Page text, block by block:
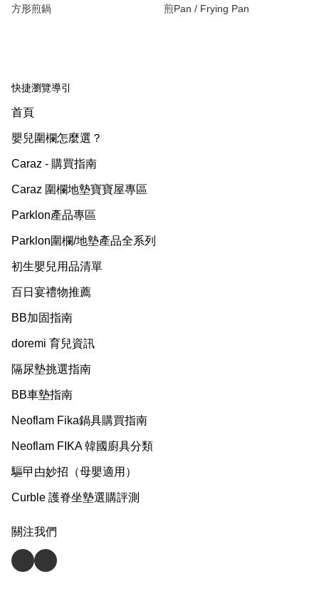
方形煎鍋
煎Pan / Frying Pan
快捷瀏覽導引
首頁
嬰兒圍欄怎麼選？
Caraz - 購買指南
Caraz 圍欄地墊寶寶屋專區
Parklon產品專區
Parklon圍欄/地墊產品全系列
初生嬰兒用品清單
百日宴禮物推薦
BB加固指南
doremi 育兒資訊
隔尿墊挑選指南
BB車墊指南
Neoflam Fika鍋具購買指南
Neoflam FIKA 韓國廚具分類
驅曱甴妙招（母嬰適用）
Curble 護脊坐墊選購評測
關注我們